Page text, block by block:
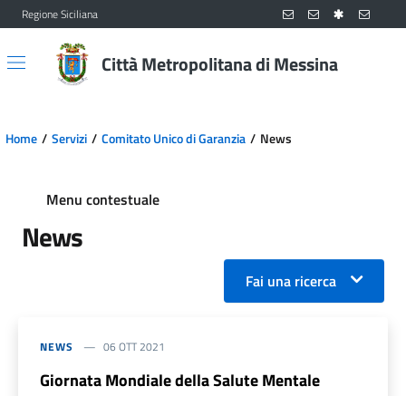
Vai al contenuto principale
Vai al menu principale
Regione Siciliana
Città Metropolitana di Messina
Home Servizi Comitato Unico di Garanzia News
Menu contestuale
News
Fai una ricerca
NEWS 06 OTT 2021
Giornata Mondiale della Salute Mentale